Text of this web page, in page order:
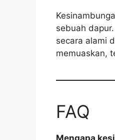
sebuah
secara alami
memuaskan,
FAQ
Mengapa